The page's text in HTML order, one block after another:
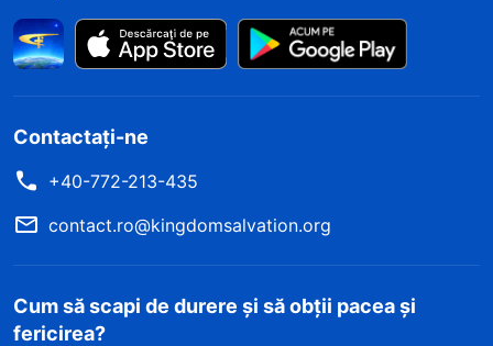
Contactați-ne
+40-772-213-435
contact.ro@kingdomsalvation.org
Cum să scapi de durere și să obții pacea și
fericirea?